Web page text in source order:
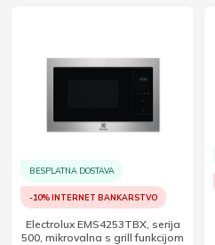
BESPLATNA DOSTAVA
-10% INTERNET BANKARSTVO
Electrolux EMS4253TBX, serija
500, mikrovalna s grill funkcijom